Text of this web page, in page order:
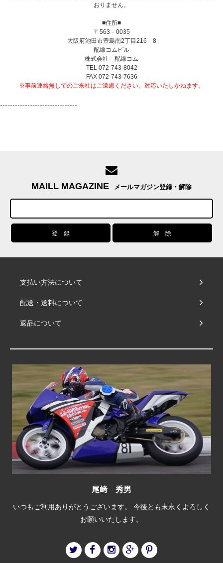
おりません。
■住所■
〒563－0035
大阪府池田市豊島南2丁目216－8
配線コムビル
株式会社 配線コム
TEL 072-743-8042
FAX 072-743-7636
※事前連絡無しでのご来社はご遠慮ください。対応いたしかねます。
-------------------------------
MAILL MAGAZINE メールマガジン登録・解除
支払い方法について
配送・送料について
返品について
尾﨑 秀男
いつもご利用ありがとうございます。 今後とも末永くよろしく
お願いいたします。